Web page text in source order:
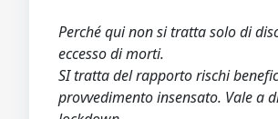
Perché qui non si tratta solo di
eccesso di morti.
SI tratta del rapporto rischi
provvedimento insensato. Vale a